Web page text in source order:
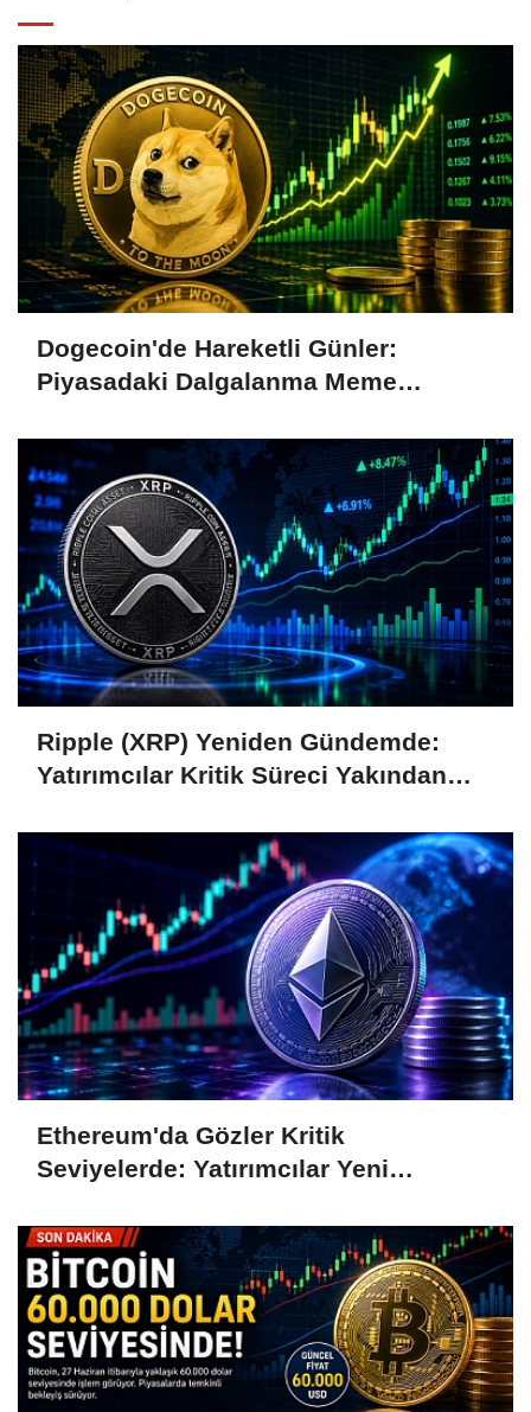
Dogecoin'de Hareketli Günler:
Piyasadaki Dalgalanma Meme
Ripple (XRP) Yeniden Gündemde:
Yatırımcılar Kritik Süreci Yakından
Ethereum'da Gözler Kritik
Seviyelerde: Yatırımcılar Yeni